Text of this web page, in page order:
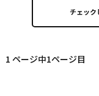
1 ページ中1ページ目